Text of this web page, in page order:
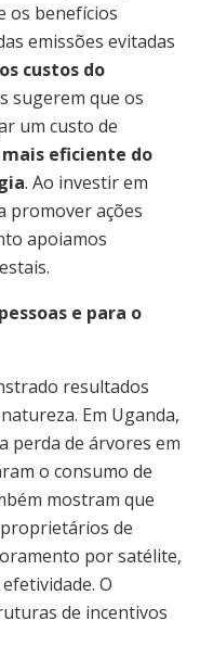
os benefícios
emissões evitadas
custos do
sugerem que os
um custo de
mais eficiente do
. Ao investir em
promover ações
apoiamos
e para o
resultados
Em Uganda,
perda de árvores em
o consumo de
mostram que
de
por satélite,
O
de incentivos